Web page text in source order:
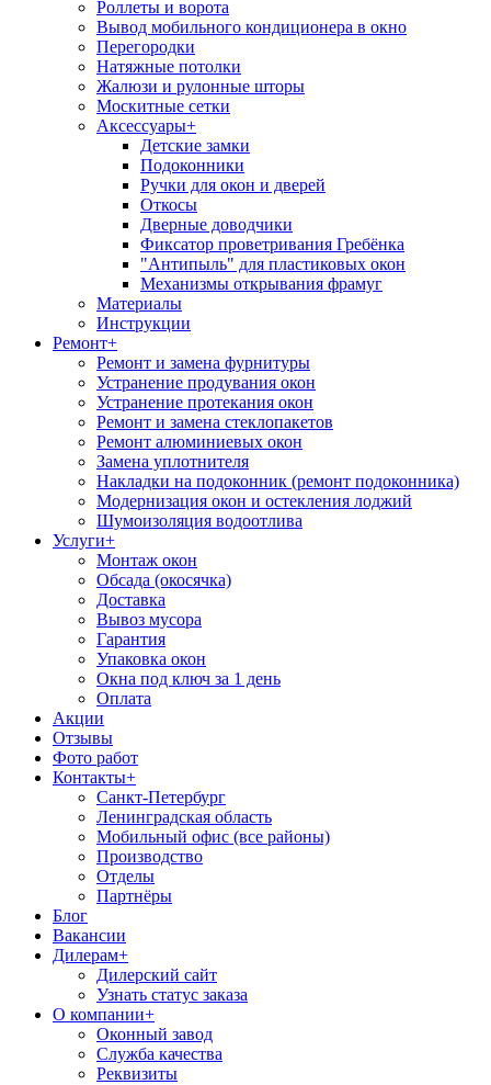
Роллеты и ворота
Вывод мобильного кондиционера в окно
Перегородки
Натяжные потолки
Жалюзи и рулонные шторы
Москитные сетки
Аксессуары+
Детские замки
Подоконники
Ручки для окон и дверей
Откосы
Дверные доводчики
Фиксатор проветривания Гребёнка
"Антипыль" для пластиковых окон
Механизмы открывания фрамуг
Материалы
Инструкции
Ремонт+
Ремонт и замена фурнитуры
Устранение продувания окон
Устранение протекания окон
Ремонт и замена стеклопакетов
Ремонт алюминиевых окон
Замена уплотнителя
Накладки на подоконник (ремонт подоконника)
Модернизация окон и остекления лоджий
Шумоизоляция водоотлива
Услуги+
Монтаж окон
Обсада (окосячка)
Доставка
Вывоз мусора
Гарантия
Упаковка окон
Окна под ключ за 1 день
Оплата
Акции
Отзывы
Фото работ
Контакты+
Санкт-Петербург
Ленинградская область
Мобильный офис (все районы)
Производство
Отделы
Партнёры
Блог
Вакансии
Дилерам+
Дилерский сайт
Узнать статус заказа
О компании+
Оконный завод
Служба качества
Реквизиты